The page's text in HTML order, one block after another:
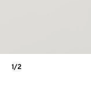
1/2